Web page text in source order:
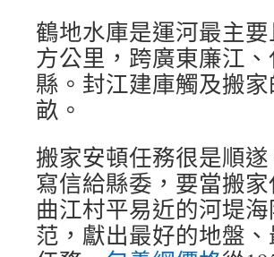
鶴地水庫是運河最主
方公里，跨廣東廉江
縣。封江建庫觸及搬
畝。
搬家安頓任務很是順
寫信給縣委，要當搬
曲江村平易近的河堤
范，獻出最好的地盤